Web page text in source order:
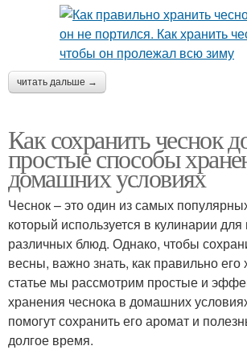
читать дальше →
Как сохранить чеснок
простые способы
домашних условиях
Чеснок – это один из самых
который используется в кулинарии
различных блюд. Однако, чтобы
весны, важно знать, как правильно его
статье мы рассмотрим простые и
хранения чеснока в домашних
помогут сохранить его аромат и
долгое время.